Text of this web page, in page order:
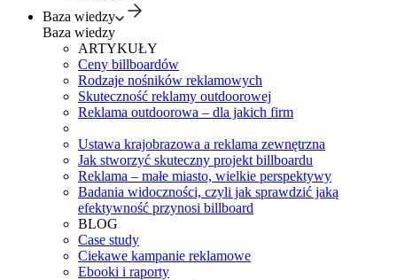
Baza wiedzy
Baza wiedzy
ARTYKUŁY
Ceny billboardów
Rodzaje nośników reklamowych
Skuteczność reklamy outdoorowej
Reklama outdoorowa – dla jakich firm
Ustawa krajobrazowa a reklama zewnętrzna
Jak stworzyć skuteczny projekt billboardu
Reklama – małe miasto, wielkie perspektywy
Badania widoczności, czyli jak sprawdzić jaką
efektywność przynosi billboard
BLOG
Case study
Ciekawe kampanie reklamowe
Ebooki i raporty